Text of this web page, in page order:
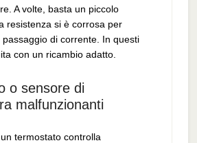
A volte, basta un piccolo
resistenza si è corrosa per
di corrente. In questi
con un ricambio adatto.
o sensore di
malfunzionanti
termostato controlla